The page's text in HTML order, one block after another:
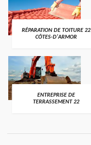
RÉPARATION DE TOITURE 22
CÔTES-D'ARMOR
ENTREPRISE DE
TERRASSEMENT 22